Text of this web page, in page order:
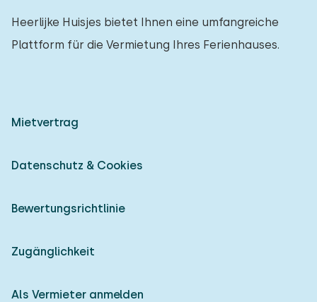
Heerlijke Huisjes bietet Ihnen eine umfangreiche
Plattform für die Vermietung Ihres Ferienhauses.
Mietvertrag
Datenschutz & Cookies
Bewertungsrichtlinie
Zugänglichkeit
Als Vermieter anmelden